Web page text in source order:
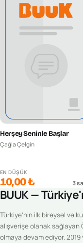
Herşey Seninle Başlar
Çağla Çelgin
EN DÜŞÜK
10,00 ₺ 3
BUUK —
Türkiye'nin ilk bireysel ve
alışverişe olanak sağlayan
olmaya devam ediyor. 2019